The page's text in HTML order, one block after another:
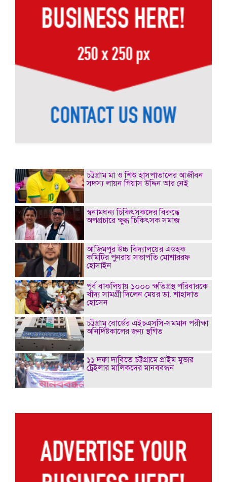
চট্টগ্রাম মা ও শিশু হাসপাতালের আজীবন
সদস্য লায়ন গিয়াস উদ্দিন আর নেই
স্বনামধন্য চিকিৎসকদের বিরুদ্ধে
অপপ্রচারে ক্ষুব্ধ চিকিৎসক সমাজ
আজিমপুর উচ্চ বিদ্যালয়ের এডহক
কমিটির পুনরায় সভাপতি মোশাররফ
হোসাইন
পূর্ব বাকলিয়ায় ১০০০ ক্ষতিগ্রস্থ পরিবারকে
খাদ্য সামগ্রী দিলেন মেয়র ডা. শাহাদাত
হোসেন
চট্টগ্রাম বোর্ডের এইচএসসি-সমমান পরীক্ষা
অনির্দিষ্টকালের জন্য স্থগিত
১১ দফা দাবিতে চট্টগ্রামে প্রাইম মুভার
ট্রেইলার মালিকদের মানববন্ধন